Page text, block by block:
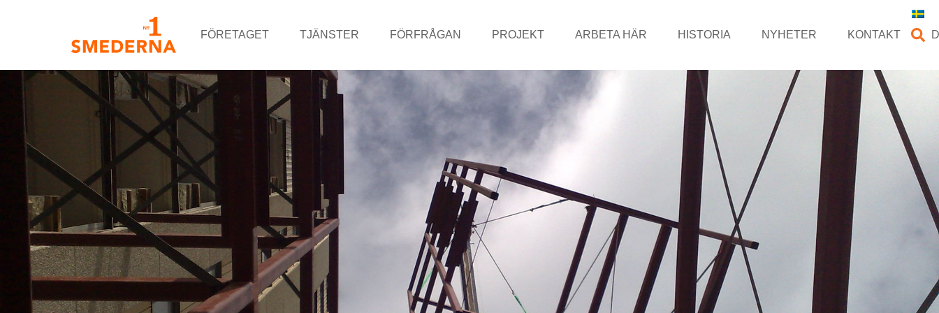
FÖRETAGET TJÄNSTER FÖRFRÅGAN PROJEKT ARBETA HÄR HISTORIA NYHETER KONTAKT